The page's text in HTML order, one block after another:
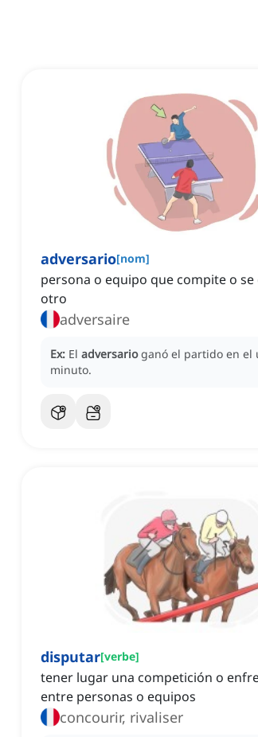
adversario[nom]
persona o equipo que compite o
otro
adversaire
Ex: El adversario ganó el partido en el
minuto.
disputar[verbe]
tener lugar una competición o
entre personas o equipos
concourir, rivaliser